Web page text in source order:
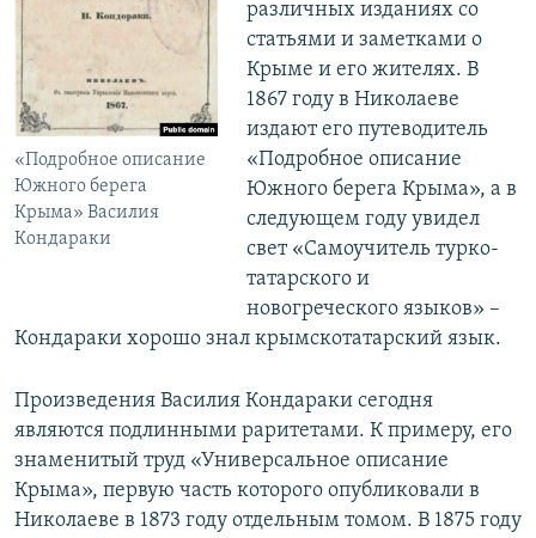
«Подробное описание
Южного берега
Крыма» Василия
Кондараки
различных изданиях со
статьями и заметками о
Крыме и его жителях. В
1867 году в Николаеве
издают его путеводитель
«Подробное описание
Южного берега Крыма», а в
следующем году увидел
свет «Самоучитель турко-
татарского и
новогреческого языков» –
Кондараки хорошо знал крымскотатарский язык.
Произведения Василия Кондараки сегодня
являются подлинными раритетами. К примеру, его
знаменитый труд «Универсальное описание
Крыма», первую часть которого опубликовали в
Николаеве в 1873 году отдельным томом. В 1875 году